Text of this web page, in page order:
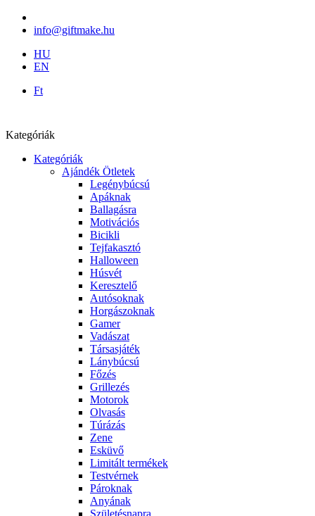
info@giftmake.hu
HU
EN
Ft
Kategóriák
Kategóriák
Ajándék Ötletek
Legénybúcsú
Apáknak
Ballagásra
Motivációs
Bicikli
Tejfakasztó
Halloween
Húsvét
Keresztelő
Autósoknak
Horgászoknak
Gamer
Vadászat
Társasjáték
Lánybúcsú
Főzés
Grillezés
Motorok
Olvasás
Túrázás
Zene
Esküvő
Limitált termékek
Testvérnek
Pároknak
Anyának
Születésnapra